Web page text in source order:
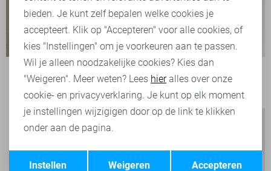
Harper & Yve T-shirt
89,99
Terug Opslaan
bieden. Je kunt zelf bepalen welke cookies je
accepteert. Klik op "Accepteren" voor alle cookies, of
kies "Instellingen" om je voorkeuren aan te passen.
Wil je alleen noodzakelijke cookies? Kies dan
"Weigeren". Meer weten? Lees hieralles over onze
cookie- en privacyverklaring. Je kunt op elk moment
je instellingen wijzigigen door op de link te klikken
onder aan de pagina.
Accepteren
Weigeren
Instellen